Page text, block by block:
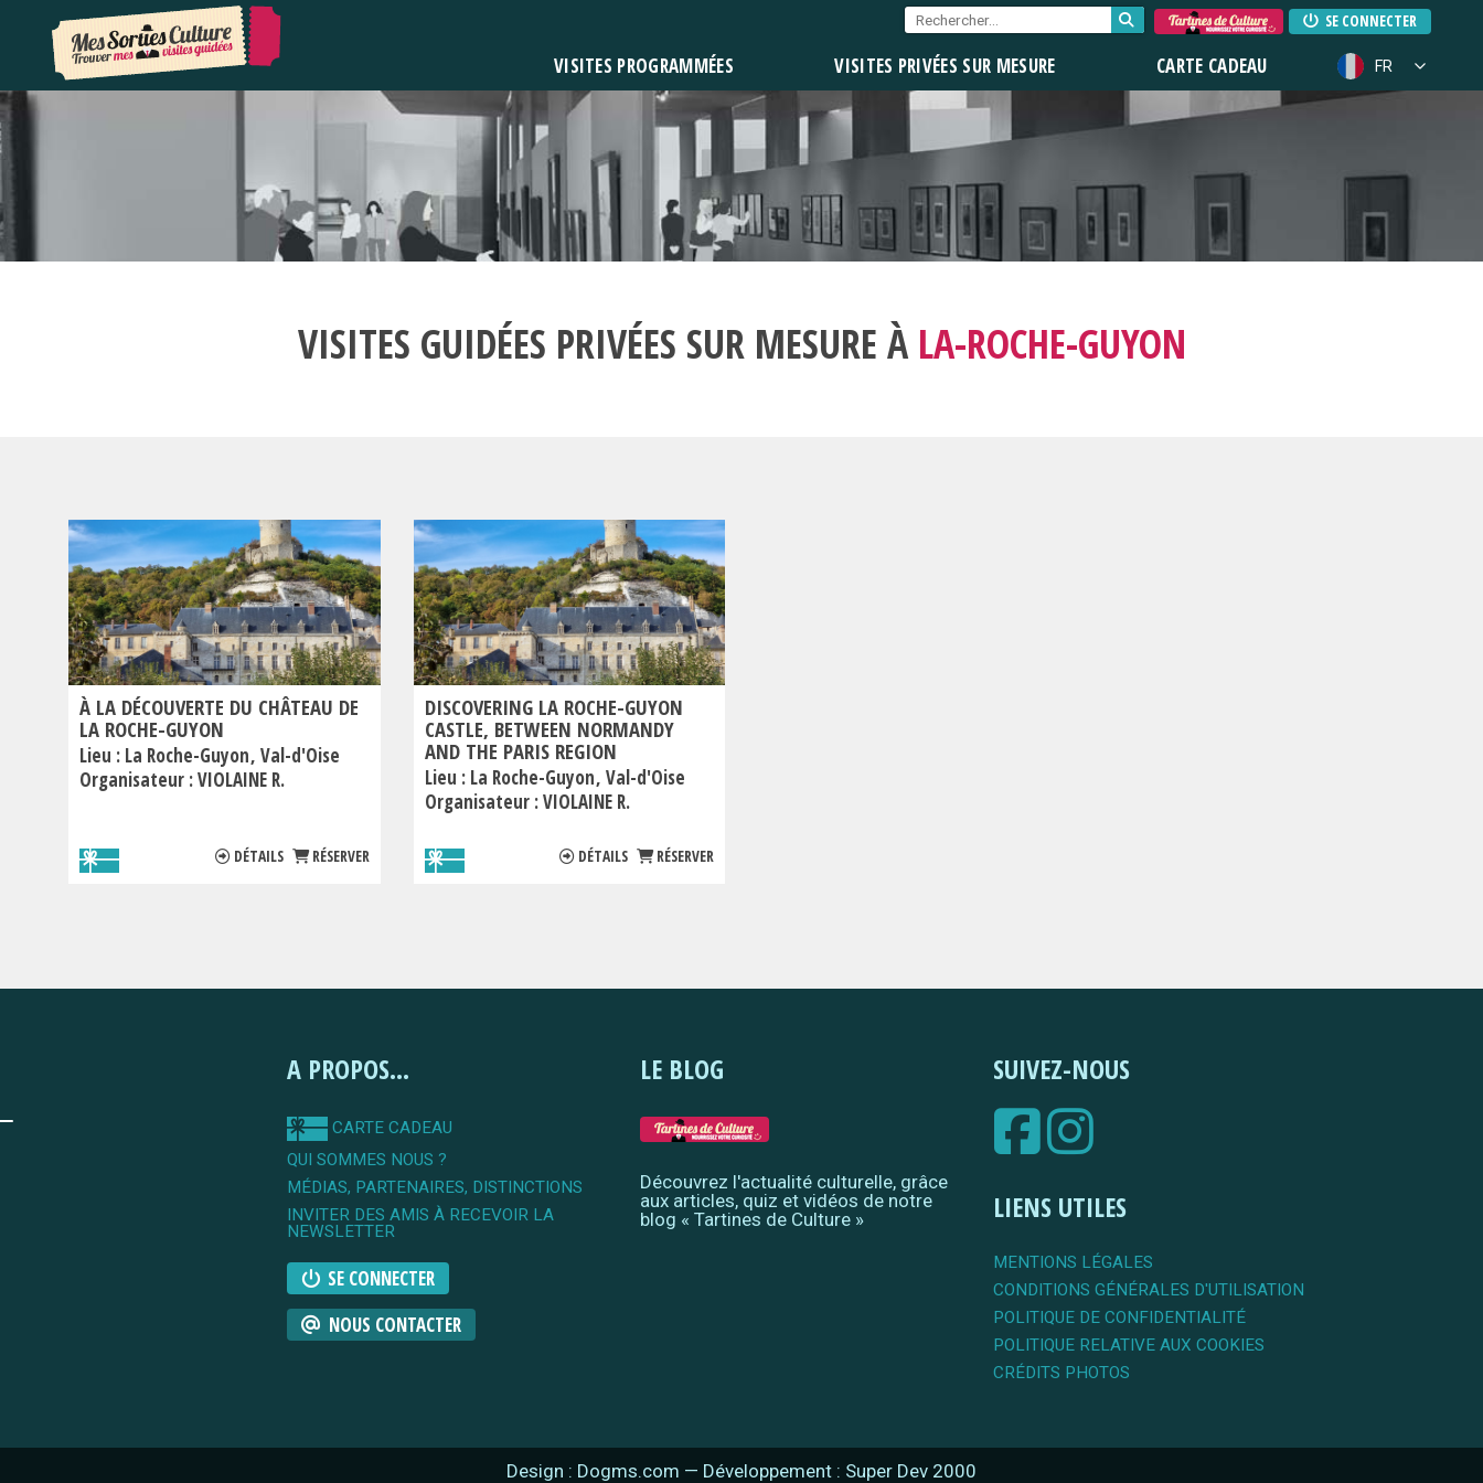
SE CONNECTER
VISITES PROGRAMMÉES VISITES PRIVÉES SUR MESURE CARTE CADEAU FR
VISITES GUIDÉES PRIVÉES SUR MESURE À LA-ROCHE-GUYON
À LA DÉCOUVERTE DU CHÂTEAU DE
LA ROCHE-GUYON
Lieu : La Roche-Guyon Val-d'Oise
Organisateur :VIOLAINE R.
DÉTAILS RÉSERVER
DISCOVERING LA ROCHE-GUYON
CASTLE, BETWEEN NORMANDY
AND THE PARIS REGION
Lieu : La Roche-Guyon Val-d'Oise
Organisateur :VIOLAINE R.
DÉTAILS RÉSERVER
A PROPOS...
CARTE CADEAU
QUI SOMMES NOUS ?
MÉDIAS, PARTENAIRES, DISTINCTIONS
INVITER DES AMIS À RECEVOIR LA
NEWSLETTER
SE CONNECTER
NOUS CONTACTER
LE BLOG
Découvrez l'actualité culturelle, grâce
aux articles, quiz et vidéos de notre
blog « Tartines de Culture »
SUIVEZ-NOUS
LIENS UTILES
MENTIONS LÉGALES
CONDITIONS GÉNÉRALES D'UTILISATION
POLITIQUE DE CONFIDENTIALITÉ
POLITIQUE RELATIVE AUX COOKIES
CRÉDITS PHOTOS
Design : Dogms.com — Développement : Super Dev 2000